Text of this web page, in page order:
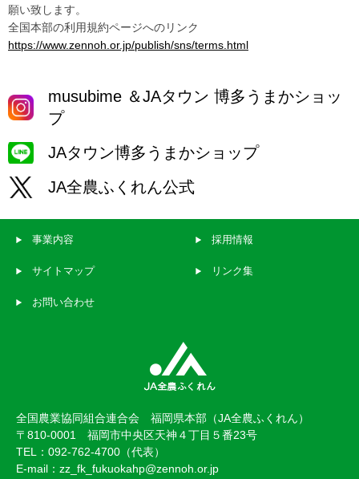
願い致します。
全国本部の利用規約ページへのリンク
https://www.zennoh.or.jp/publish/sns/terms.html
musubime ＆JAタウン 博多うまかショッ
プ
JAタウン博多うまかショップ
JA全農ふくれん公式
事業内容 採用情報
サイトマップ リンク集
お問い合わせ
全国農業協同組合連合会 福岡県本部（JA全農ふくれん）
〒810-0001 福岡市中央区天神４丁目５番23号
TEL：092-762-4700（代表）
E-mail：zz_fk_fukuokahp@zennoh.or.jp